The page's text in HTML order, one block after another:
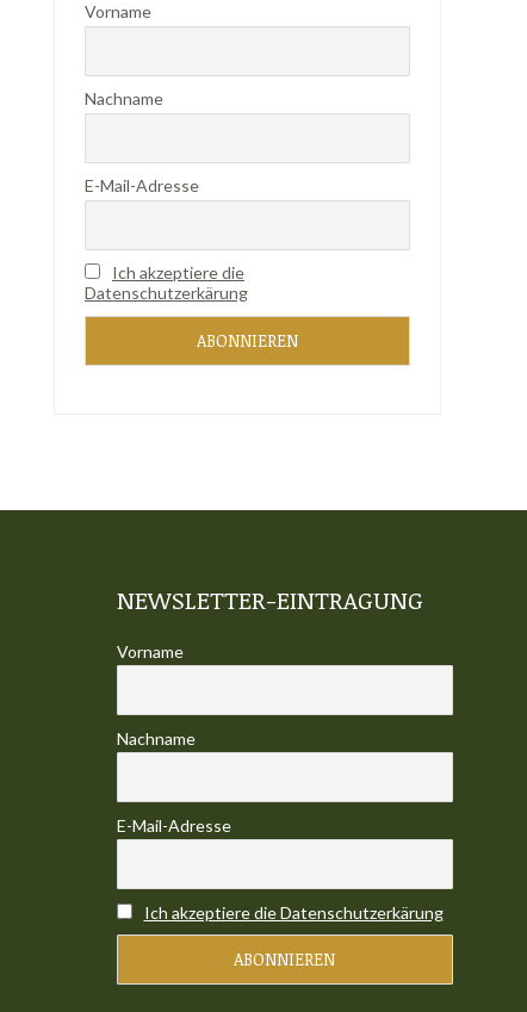
Vorname
Nachname
E-Mail-Adresse
Ich akzeptiere die
Datenschutzerkärung
NEWSLETTER-EINTRAGUNG
Vorname
Nachname
E-Mail-Adresse
Ich akzeptiere die Datenschutzerkärung